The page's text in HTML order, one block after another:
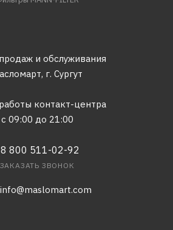
и обслуживания
г. Сургут
контакт-центра
с 09:00 до 21:00
8 800 511-02-92
ЗАКАЗАТЬ ЗВОНОК
info@maslomart.com